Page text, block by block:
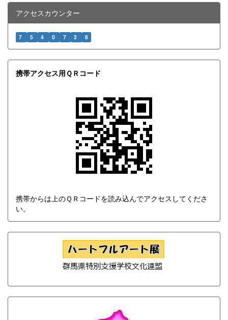
アクセスカウンター
7 5 4 0 7 2 8
携帯アクセス用ＱＲコード
携帯からは上のＱＲコードを読み込んでアクセスしてくださ
い。